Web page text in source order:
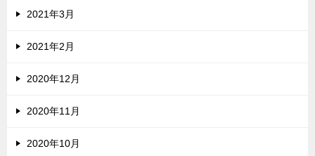
2021年3月
2021年2月
2020年12月
2020年11月
2020年10月